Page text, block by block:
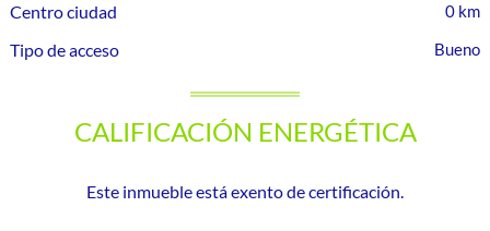
Centro ciudad 0 km
Tipo de acceso Bueno
CALIFICACIÓN ENERGÉTICA
Este inmueble está exento de certificación.